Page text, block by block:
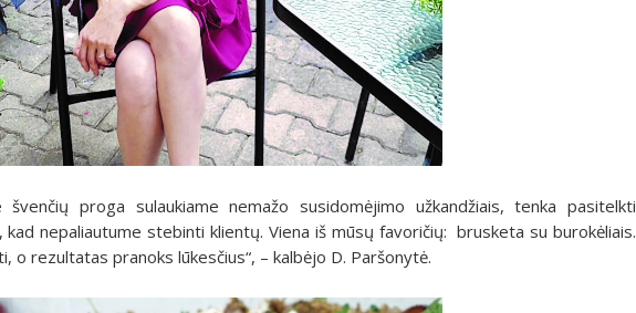
švenčių proga sulaukiame nemažo susidomėjimo užkandžiais, tenka pasitelkti
nepaliautume stebinti klientų. Viena iš mūsų favoričių: brusketa su burokėliais.
o rezultatas pranoks lūkesčius“, – kalbėjo D. Paršonytė.